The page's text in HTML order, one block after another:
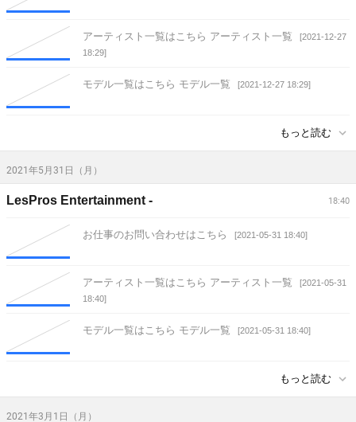
アーティスト一覧はこちら アーティスト一覧
[2021-12-27
18:29]
モデル一覧はこちら モデル一覧 [2021-12-27 18:29]
もっと読む
2021年5月31日（月）
18:40
LesPros Entertainment -
お仕事のお問い合わせはこちら [2021-05-31 18:40]
アーティスト一覧はこちら アーティスト一覧
[2021-05-31
18:40]
モデル一覧はこちら モデル一覧 [2021-05-31 18:40]
もっと読む
2021年3月1日（月）